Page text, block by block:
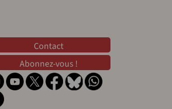
Contact
Abonnez-vous !